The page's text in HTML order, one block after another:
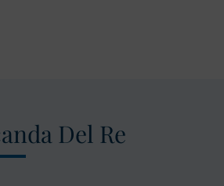
Del Re